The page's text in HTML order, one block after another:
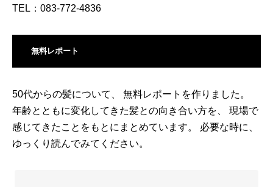
TEL：083-772-4836
無料レポート
50代からの髪について、 無料レポートを作りました。
年齢とともに変化してきた髪との向き合い方を、 現場で
感じてきたことをもとにまとめています。 必要な時に、
ゆっくり読んでみてください。